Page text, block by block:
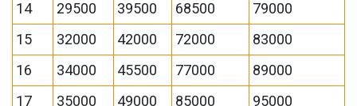
14
29500 39500 68500
79000
15
32000 42000 72000
83000
16
34000 45500 77000
89000
17
35000 49000 85000
95000